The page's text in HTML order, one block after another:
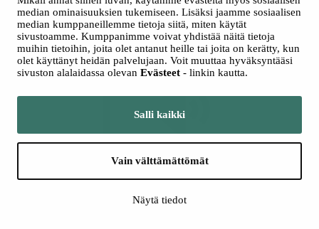
median ominaisuuksien tukemiseen. Lisäksi jaamme sosiaalisen
median kumppaneillemme tietoja siitä, miten käytät
sivustoamme. Kumppanimme voivat yhdistää näitä tietoja
muihin tietoihin, joita olet antanut heille tai joita on kerätty, kun
olet käyttänyt heidän palvelujaan. Voit muuttaa hyväksyntääsi
sivuston alalaidassa olevan Evästeet - linkin kautta.
Salli kaikki
Vain välttämättömät
Näytä tiedot
Toisen asteen koulutuksen lukuvuosimaksut
Kuuntele
Kuuntele
Jos aloitat opinnot 1.8.2026 jälkeen ja olet EU- ja ETA-alueen